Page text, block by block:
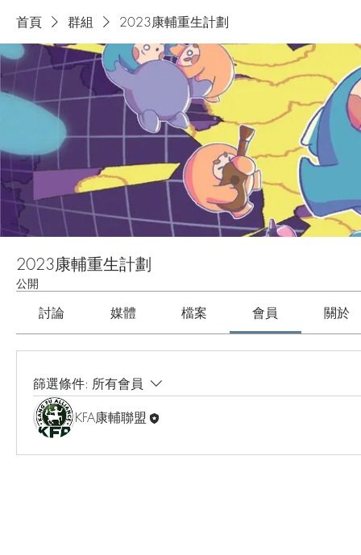
首頁 群組 2023康輔重生計劃
2023康輔重生計劃
公開
討論 媒體 檔案 會員 關於
篩選條件: 所有會員
KFA康輔聯盟